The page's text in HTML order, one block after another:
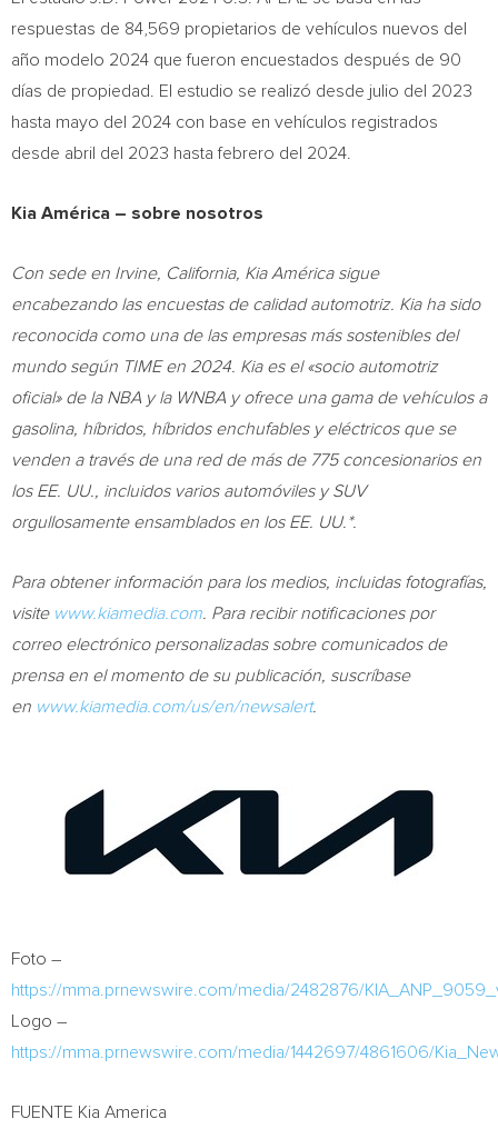
respuestas de 84,569 propietarios de vehículos nuevos del
año modelo 2024 que fueron encuestados después de 90
días de propiedad. El estudio se realizó desde julio del 2023
hasta mayo del 2024 con base en vehículos registrados
desde abril del 2023 hasta febrero del 2024.
Kia América – sobre nosotros
Con sede en Irvine, California, Kia América sigue
encabezando las encuestas de calidad automotriz. Kia ha sido
reconocida como una de las empresas más sostenibles del
mundo según TIME en 2024. Kia es el «socio automotriz
oficial» de la NBA y la WNBA y ofrece una gama de vehículos a
gasolina, híbridos, híbridos enchufables y eléctricos que se
venden a través de una red de más de 775 concesionarios en
los EE. UU., incluidos varios automóviles y SUV
orgullosamente ensamblados en los EE. UU.*.
Para obtener información para los medios, incluidas fotografías,
visite www.kiamedia.com . Para recibir notificaciones por
correo electrónico personalizadas sobre comunicados de
prensa en el momento de su publicación, suscríbase
en www.kiamedia.com/us/en/newsalert.
Foto –
https://mma.prnewswire.com/media/2482876/
Logo –
https://mma.prnewswire.com/media/1442697/4861606/
FUENTE Kia America